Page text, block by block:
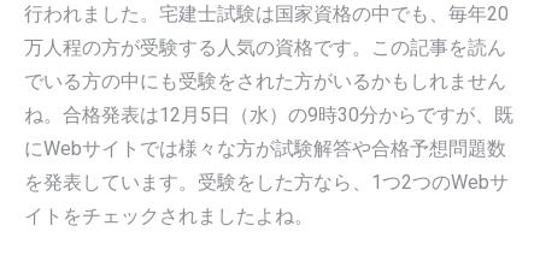
行われました。宅建士試験は国家資格の中でも、毎年20
万人程の方が受験する人気の資格です。この記事を読ん
でいる方の中にも受験をされた方がいるかもしれません
ね。合格発表は12月5日（水）の9時30分からですが、既
にWebサイトでは様々な方が試験解答や合格予想問題数
を発表しています。受験をした方なら、1つ2つのWebサ
イトをチェックされましたよね。